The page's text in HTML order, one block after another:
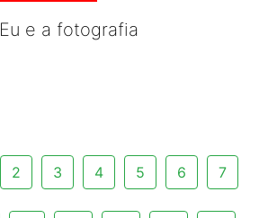
Eu e a fotografia
2 3 4 5 6 7